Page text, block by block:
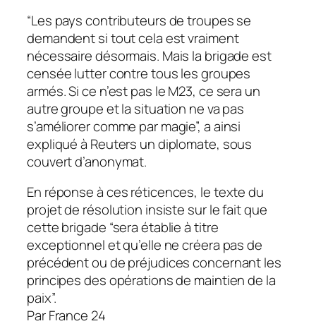
“Les pays contributeurs de troupes se
demandent si tout cela est vraiment
nécessaire désormais. Mais la brigade est
censée lutter contre tous les groupes
armés. Si ce n’est pas le M23, ce sera un
autre groupe et la situation ne va pas
s’améliorer comme par magie”, a ainsi
expliqué à Reuters un diplomate, sous
couvert d’anonymat.
En réponse à ces réticences, le texte du
projet de résolution insiste sur le fait que
cette brigade “sera établie à titre
exceptionnel et qu’elle ne créera pas de
précédent ou de préjudices concernant les
principes des opérations de maintien de la
paix”.
Par France 24